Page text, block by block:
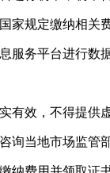
家规定缴纳相关
服务平台进行数
有效，不得提供
询当地市场监管